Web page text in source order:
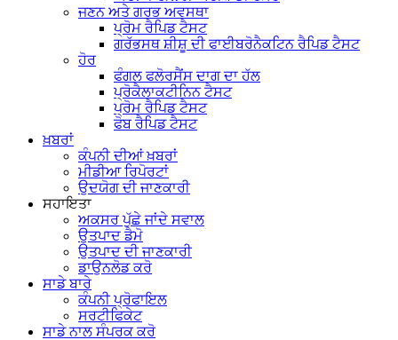
ਜਣਨ ਅਤੇ ਗਰਭ ਅਵਸਥਾ
ਪ੍ਰੋਮ ਰੈਪਿਡ ਟੈਸਟ
ਗਰੱਭਸਥ ਸ਼ੀਸ਼ੂ ਦੀ ਫਾਈਬਰੋਨੈਕਟਿਨ ਰੈਪਿਡ ਟੈਸਟ
ਹੋਰ
ਫੰਗਲ ਫਲੋਰਸੈਂਸ ਦਾਗ ਦਾ ਹੱਲ
ਪ੍ਰੋਕੈਲਾਕਟੀਨਿਨ ਟੈਸਟ
ਪ੍ਰੋਮ ਰੈਪਿਡ ਟੈਸਟ
ਫੋਬ ਰੈਪਿਡ ਟੈਸਟ
ਖ਼ਬਰਾਂ
ਕੰਪਨੀ ਦੀਆਂ ਖ਼ਬਰਾਂ
ਮੀਡੀਆ ਰਿਪੋਰਟਾਂ
ਉਦਯੋਗ ਦੀ ਜਾਣਕਾਰੀ
ਸਹਾਇਤਾ
ਅਕਸਰ ਪੁੱਛੇ ਜਾਂਦੇ ਸਵਾਲ
ਉਤਪਾਦ ਡੈਮੋ
ਉਤਪਾਦ ਦੀ ਜਾਣਕਾਰੀ
ਡਾਉਨਲੋਡ ਕਰੋ
ਸਾਡੇ ਬਾਰੇ
ਕੰਪਨੀ ਪ੍ਰੋਫਾਇਲ
ਸਰਟੀਫਿਕੇਟ
ਸਾਡੇ ਨਾਲ ਸੰਪਰਕ ਕਰੋ